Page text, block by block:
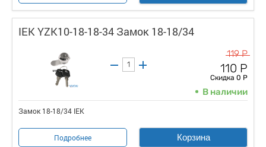
IEK YZK10-18-18-34 Замок 18-18/34
119 Р
110 Р
Скидка 0 Р
В наличии
Замок 18-18/34 IEK
Подробнее Корзина